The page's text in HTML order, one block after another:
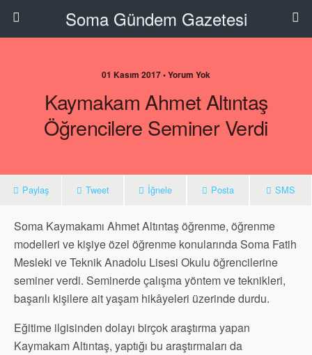
Soma Gündem Gazetesi
01 Kasım 2017 • Yorum Yok
Kaymakam Ahmet Altıntaş
Öğrencilere Seminer Verdi
Paylaş Tweet İğnele Posta SMS
Soma Kaymakamı Ahmet Altıntaş öğrenme, öğrenme
modelleri ve kişiye özel öğrenme konularında Soma Fatih
Mesleki ve Teknik Anadolu Lisesi Okulu öğrencilerine
seminer verdi. Seminerde çalışma yöntem ve teknikleri,
başarılı kişilere ait yaşam hikâyeleri üzerinde durdu.
Eğitime ilgisinden dolayı birçok araştırma yapan
Kaymakam Altıntaş, yaptığı bu araştırmaları da